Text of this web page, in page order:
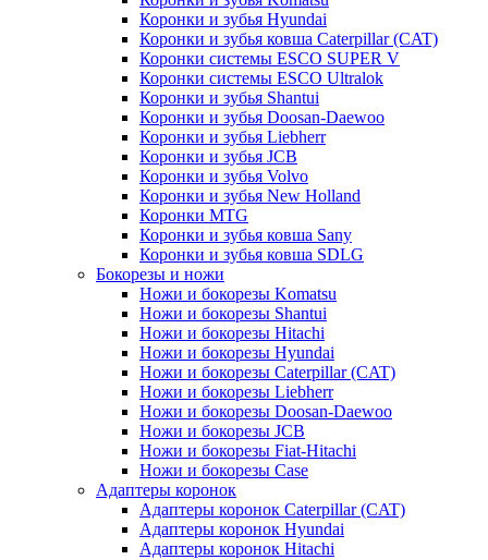
Коронки и зубья Hyundai
Коронки и зубья ковша Caterpillar (CAT)
Коронки системы ESCO SUPER V
Коронки системы ESCO Ultralok
Коронки и зубья Shantui
Коронки и зубья Doosan-Daewoo
Коронки и зубья Liebherr
Коронки и зубья JCB
Коронки и зубья Volvo
Коронки и зубья New Holland
Коронки MTG
Коронки и зубья ковша Sany
Коронки и зубья ковша SDLG
Бокорезы и ножи
Ножи и бокорезы Komatsu
Ножи и бокорезы Shantui
Ножи и бокорезы Hitachi
Ножи и бокорезы Hyundai
Ножи и бокорезы Caterpillar (CAT)
Ножи и бокорезы Liebherr
Ножи и бокорезы Doosan-Daewoo
Ножи и бокорезы JCB
Ножи и бокорезы Fiat-Hitachi
Ножи и бокорезы Case
Адаптеры коронок
Адаптеры коронок Caterpillar (CAT)
Адаптеры коронок Hyundai
Адаптеры коронок Hitachi